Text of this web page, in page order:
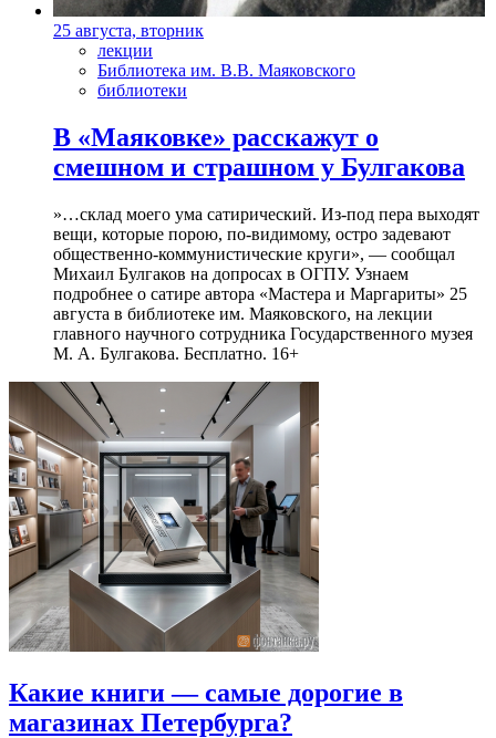
25 августа, вторник
лекции
Библиотека им. В.В. Маяковского
библиотеки
В «Маяковке» расскажут о
смешном и страшном у Булгакова
»…склад моего ума сатирический. Из-под пера выходят
вещи, которые порою, по-видимому, остро задевают
общественно-коммунистические круги», — сообщал
Михаил Булгаков на допросах в ОГПУ. Узнаем
подробнее о сатире автора «Мастера и Маргариты» 25
августа в библиотеке им. Маяковского, на лекции
главного научного сотрудника Государственного музея
М. А. Булгакова. Бесплатно. 16+
Какие книги — самые дорогие в
магазинах Петербурга?